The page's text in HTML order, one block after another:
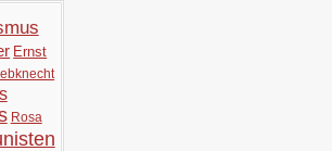
Ernst
Rosa